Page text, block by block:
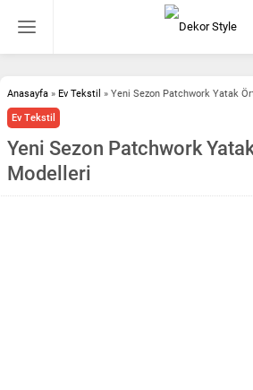
Anasayfa » Ev Tekstil » Yeni Sezon Patchwork Yatak
Ev Tekstil
Yeni Sezon Patchwork
Modelleri